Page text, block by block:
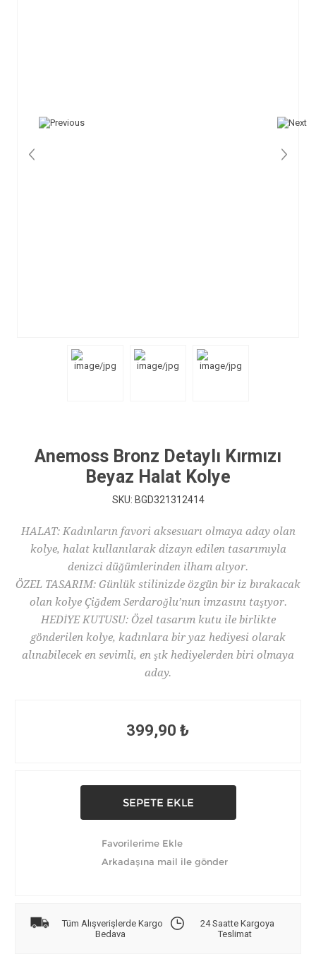
Anemoss Bronz Detaylı Kırmızı
Beyaz Halat Kolye
SKU: BGD321312414
HALAT: Kadınların favori aksesuarı olmaya aday olan
kolye, halat kullanılarak dizayn edilen tasarımıyla
denizci düğümlerinden ilham alıyor.
ÖZEL TASARIM: Günlük stilinizde özgün bir iz bırakacak
olan kolye Çiğdem Serdaroğlu’nun imzasını taşıyor.
HEDİYE KUTUSU: Özel tasarım kutu ile birlikte
gönderilen kolye, kadınlara bir yaz hediyesi olarak
alınabilecek en sevimli, en şık hediyelerden biri olmaya
aday.
399,90 ₺
Tüm Alışverişlerde Kargo
Bedava
24 Saatte Kargoya
Teslimat